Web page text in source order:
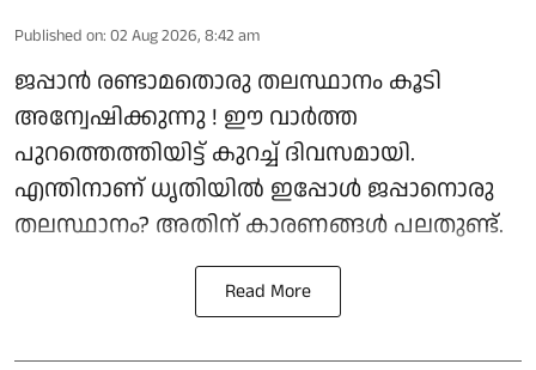
Published on: 02 Aug 2026, 8:42 am
ജപ്പാൻ രണ്ടാമതൊരു തലസ്ഥാനം കൂടി
അന്വേഷിക്കുന്നു ! ഈ വാർത്ത
പുറത്തെത്തിയിട്ട് കുറച്ച് ദിവസമായി.
എന്തിനാണ് ധൃതിയിൽ ഇപ്പോൾ ജപ്പാനൊരു
തലസ്ഥാനം? അതിന് കാരണങ്ങൾ പലതുണ്ട്.
Read More